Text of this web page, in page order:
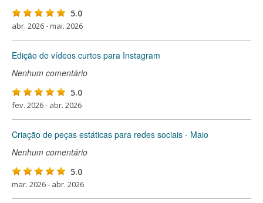
5.0
abr. 2026 - mai. 2026
Edição de vídeos curtos para Instagram
Nenhum comentário
5.0
fev. 2026 - abr. 2026
Criação de peças estáticas para redes sociais - Maio
Nenhum comentário
5.0
mar. 2026 - abr. 2026